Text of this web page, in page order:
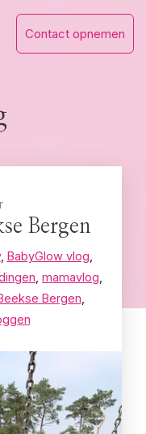
Contact opnemen
Bergen
, BabyGlow vlog
mamavlog
Bergen